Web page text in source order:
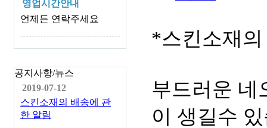
영업시간안내
언제든 연락주세요
공지사항/뉴스
2019-07-12
스킨소재의 배송에 관
한 알림
*스킨소재
부드러운 네
이 생길수